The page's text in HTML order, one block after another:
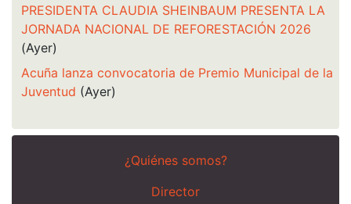
PRESIDENTA CLAUDIA SHEINBAUM PRESENTA LA
JORNADA NACIONAL DE REFORESTACIÓN 2026
(Ayer)
Acuña lanza convocatoria de Premio Municipal de la
Juventud (Ayer)
¿Quiénes somos?
Director